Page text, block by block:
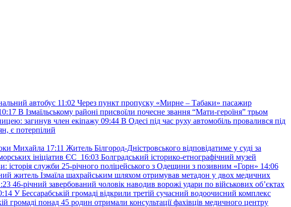
автобус 11:02 Через пункт пропуску «Мирне – Табаки» пасажир
В Ізмаїльському районі присвоїли почесне звання “Мати-героїня” трьом
загинув член екіпажу 09:44 В Одесі під час руху автомобіль провалився під
є потерпілий
Михайла 17:11 Житель Білгород-Дністровського відповідатиме у суді за
ініціатив ЄС 16:03 Болградський історико-етнографічний музей
історія служби 25-річного поліцейського з Одещини з позивним «Горн» 14:06
житель Ізмаїла шахрайським шляхом отримував метадон у двох медичних
46-річний завербований чоловік наводив ворожі удари по військових обʼєктах
У Бессарабській громаді відкрили третій сучасний водоочисний комплекс
громаді понад 45 родин отримали консультації фахівців медичного центру